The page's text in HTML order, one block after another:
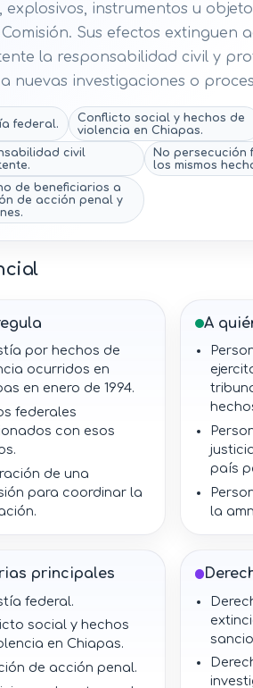
explosivos, instrumentos u
Sus efectos extinguen
la responsabilidad civil y
nuevas investigaciones o
federal.
Conflicto social y hechos de
violencia en Chiapas.
civil
No persecución
los mismos
de beneficiarios a
de acción penal y
por hechos de
ocurridos en
en enero de 1994.
federales
con esos
de una
para coordinar la
para personas
de acciones
de
A
país
la
principales
federal.
social y hechos
en Chiapas.
de acción penal.